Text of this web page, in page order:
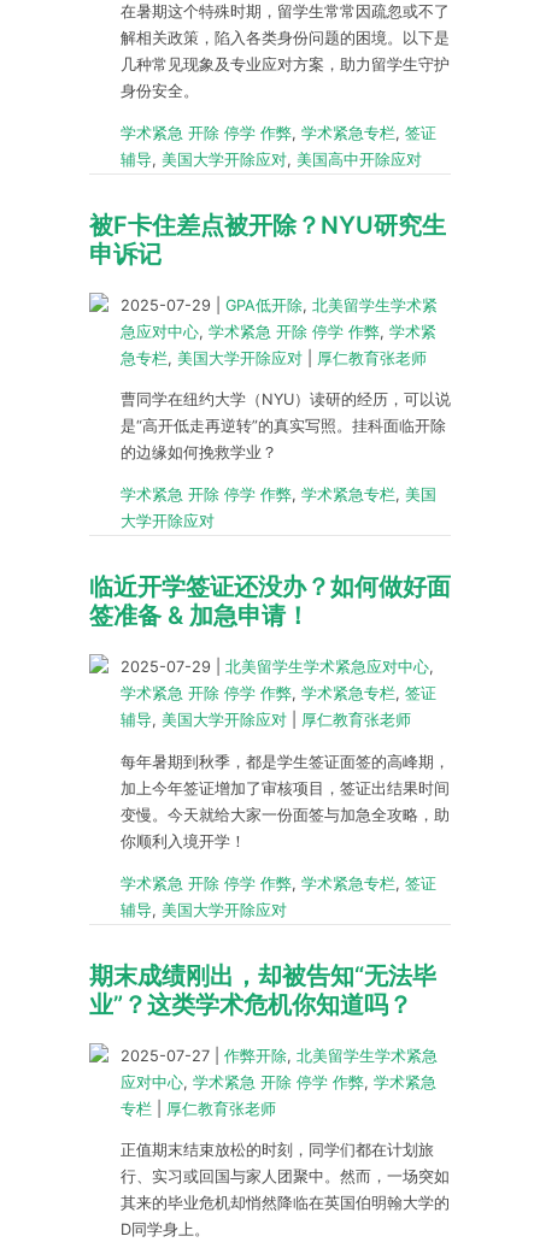
在暑期这个特殊时期，留学生常常因疏忽或不了
解相关政策，陷入各类身份问题的困境。以下是
几种常见现象及专业应对方案，助力留学生守护
身份安全。
学术紧急 开除 停学 作弊, 学术紧急专栏, 签证
辅导, 美国大学开除应对, 美国高中开除应对
被F卡住差点被开除？NYU研究生
申诉记
2025-07-29 GPA低开除, 北美留学生学术紧
急应对中心, 学术紧急 开除 停学 作弊, 学术紧
急专栏, 美国大学开除应对 厚仁教育张老师
曹同学在纽约大学（NYU）读研的经历，可以说
是“高开低走再逆转”的真实写照。挂科面临开除
的边缘如何挽救学业？
学术紧急 开除 停学 作弊, 学术紧急专栏, 美国
大学开除应对
临近开学签证还没办？如何做好面
签准备 & 加急申请！
2025-07-29 北美留学生学术紧急应对中心,
学术紧急 开除 停学 作弊, 学术紧急专栏, 签证
辅导, 美国大学开除应对 厚仁教育张老师
每年暑期到秋季，都是学生签证面签的高峰期，
加上今年签证增加了审核项目，签证出结果时间
变慢。今天就给大家一份面签与加急全攻略，助
你顺利入境开学！
学术紧急 开除 停学 作弊, 学术紧急专栏, 签证
辅导, 美国大学开除应对
期末成绩刚出，却被告知“无法毕
业”？这类学术危机你知道吗？
2025-07-27 作弊开除, 北美留学生学术紧急
应对中心, 学术紧急 开除 停学 作弊, 学术紧急
专栏
厚仁教育张老师
正值期末结束放松的时刻，同学们都在计划旅
行、实习或回国与家人团聚中。然而，一场突如
其来的毕业危机却悄然降临在英国伯明翰大学的
D同学身上。